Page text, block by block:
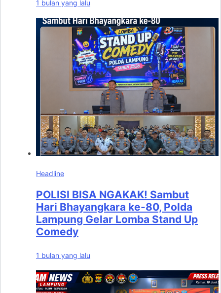
1 bulan yang lalu
Headline
POLISI BISA NGAKAK! Sambut
Hari Bhayangkara ke-80, Polda
Lampung Gelar Lomba Stand Up
Comedy
1 bulan yang lalu